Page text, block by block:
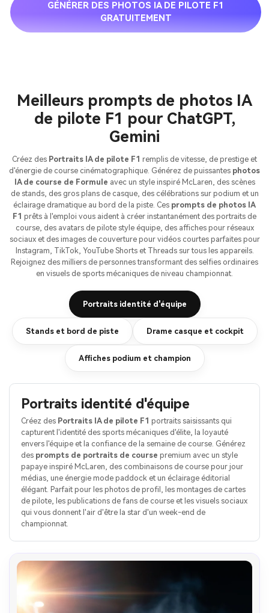
GÉNÉRER DES PHOTOS IA DE PILOTE F1
GRATUITEMENT
Meilleurs prompts de photos IA
de pilote F1 pour ChatGPT,
Gemini
Créez des Portraits IA de pilote F1 remplis de vitesse, de prestige et
d'énergie de course cinématographique. Générez de puissantes photos
IA de course de Formule avec un style inspiré McLaren, des scènes
de stands, des gros plans de casque, des célébrations sur podium et un
éclairage dramatique au bord de la piste. Ces prompts de photos IA
F1 prêts à l'emploi vous aident à créer instantanément des portraits de
course, des avatars de pilote style équipe, des affiches pour réseaux
sociaux et des images de couverture pour vidéos courtes parfaites pour
Instagram, TikTok, YouTube Shorts et Threads sur tous les appareils.
Rejoignez des milliers de personnes transformant des selfies ordinaires
en visuels de sports mécaniques de niveau championnat.
Portraits identité d'équipe
Stands et bord de piste Drame casque et cockpit
Affiches podium et champion
Portraits identité d'équipe
Créez des Portraits IA de pilote F1 portraits saisissants qui
capturent l'identité des sports mécaniques d'élite, la loyauté
envers l'équipe et la confiance de la semaine de course. Générez
des prompts de portraits de course premium avec un style
papaye inspiré McLaren, des combinaisons de course pour jour
médias, une énergie mode paddock et un éclairage éditorial
élégant. Parfait pour les photos de profil, les montages de cartes
de pilote, les publications de fans de course et les visuels sociaux
qui vous donnent l'air d'être la star d'un week-end de
championnat.